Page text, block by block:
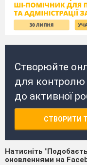
Створюйте
для контролю
до активної
СТВОРИТИ
Натисніть
оновленнями на